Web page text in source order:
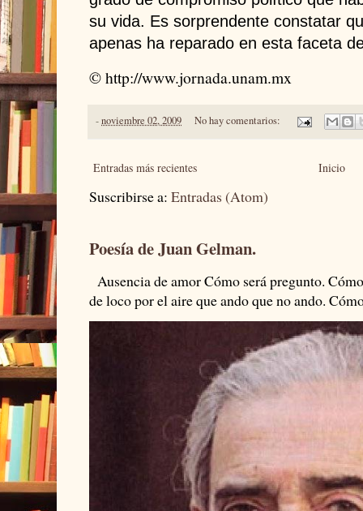
su vida. Es sorprendente constatar
apenas ha reparado en esta faceta
© http://www.jornada.unam.mx
-noviembre 02, 2009 No hay comentarios:
Entradas más recientes Inicio
Suscribirse a: Entradas (Atom)
Poesía de Juan Gelman.
Ausencia de amor Cómo será pregunto.
de loco por el aire que ando que no ando.